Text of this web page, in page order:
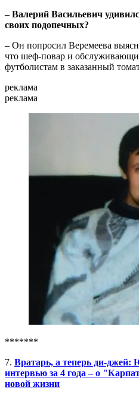
– Валерий Васильевич
своих подопечных?
– Он попросил Веремеева
что шеф-повар и
футболистам в заказанный
реклама
реклама
*******
7. Вратарь, а теперь ди-
интервью за 4 года – о
новой жизни